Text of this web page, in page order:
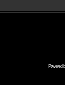
Powered